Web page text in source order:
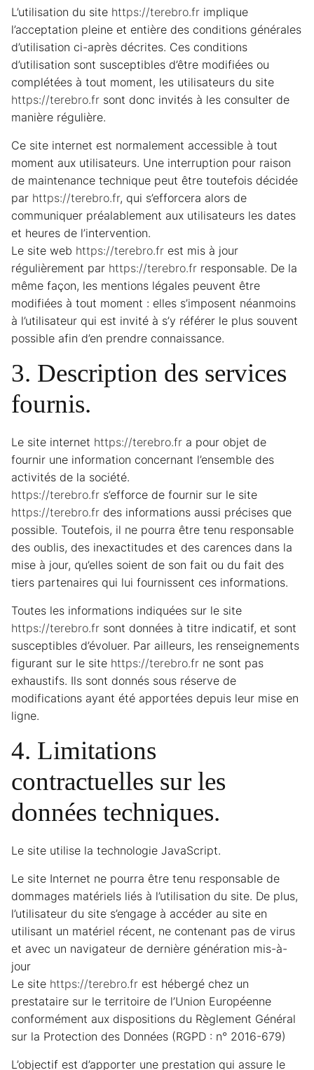
L’utilisation du site https://terebro.fr implique
l’acceptation pleine et entière des conditions générales
d’utilisation ci-après décrites. Ces conditions
d’utilisation sont susceptibles d’être modifiées ou
complétées à tout moment, les utilisateurs du site
https://terebro.fr sont donc invités à les consulter de
manière régulière.
Ce site internet est normalement accessible à tout
moment aux utilisateurs. Une interruption pour raison
de maintenance technique peut être toutefois décidée
par https://terebro.fr, qui s’efforcera alors de
communiquer préalablement aux utilisateurs les dates
et heures de l’intervention.
Le site web https://terebro.fr est mis à jour
régulièrement par https://terebro.fr responsable. De la
même façon, les mentions légales peuvent être
modifiées à tout moment : elles s’imposent néanmoins
à l’utilisateur qui est invité à s’y référer le plus souvent
possible afin d’en prendre connaissance.
3. Description des services
fournis.
Le site internet https://terebro.fr a pour objet de
fournir une information concernant l’ensemble des
activités de la société.
https://terebro.fr s’efforce de fournir sur le site
https://terebro.fr des informations aussi précises que
possible. Toutefois, il ne pourra être tenu responsable
des oublis, des inexactitudes et des carences dans la
mise à jour, qu’elles soient de son fait ou du fait des
tiers partenaires qui lui fournissent ces informations.
Toutes les informations indiquées sur le site
https://terebro.fr sont données à titre indicatif, et sont
susceptibles d’évoluer. Par ailleurs, les renseignements
figurant sur le site https://terebro.fr ne sont pas
exhaustifs. Ils sont donnés sous réserve de
modifications ayant été apportées depuis leur mise en
ligne.
4. Limitations
contractuelles sur les
données techniques.
Le site utilise la technologie JavaScript.
Le site Internet ne pourra être tenu responsable de
dommages matériels liés à l’utilisation du site. De plus,
l’utilisateur du site s’engage à accéder au site en
utilisant un matériel récent, ne contenant pas de virus
et avec un navigateur de dernière génération mis-à-
jour
Le site https://terebro.fr est hébergé chez un
prestataire sur le territoire de l’Union Européenne
conformément aux dispositions du Règlement Général
sur la Protection des Données (RGPD : n° 2016-679)
L’objectif est d’apporter une prestation qui assure le